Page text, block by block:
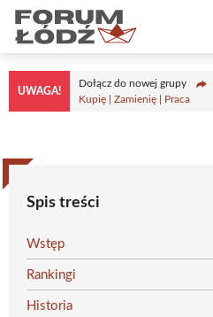
Przejdź
treści
UWAGA!
Dołącz do nowej grupy
Kupię | Zamienię | Praca
Spis treści
Wstęp
Rankingi
Historia